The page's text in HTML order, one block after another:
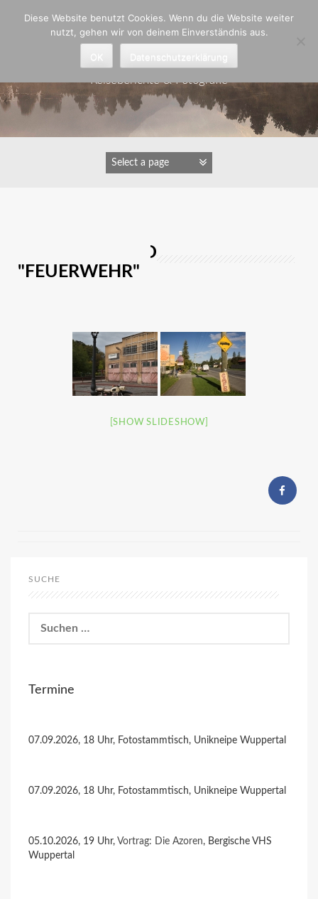
Astrid Padberg
Reiseberichte & Fotografie
IMAGES TAGGED
"FEUERWEHR"
[SHOW SLIDESHOW]
SUCHE
nach:
Termine
07.09.2026, 18 Uhr, Fotostammtisch, Unikneipe Wuppertal
07.09.2026, 18 Uhr, Fotostammtisch, Unikneipe Wuppertal
05.10.2026, 19 Uhr, Vortrag: Die Azoren, Bergische VHS
Wuppertal
Diese Website benutzt Cookies. Wenn du die Website weiter
nutzt, gehen wir von deinem Einverständnis aus.